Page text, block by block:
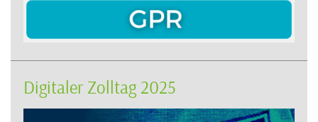
Digitaler Zolltag 2025